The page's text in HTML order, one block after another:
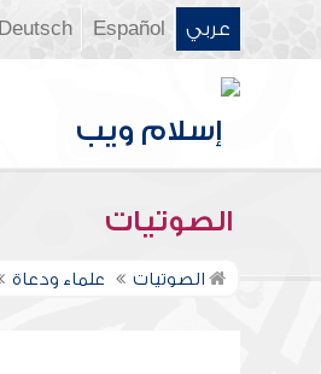
عربي Español
Deutsch
الصوتيات
الصوتيات علماء ودعاة